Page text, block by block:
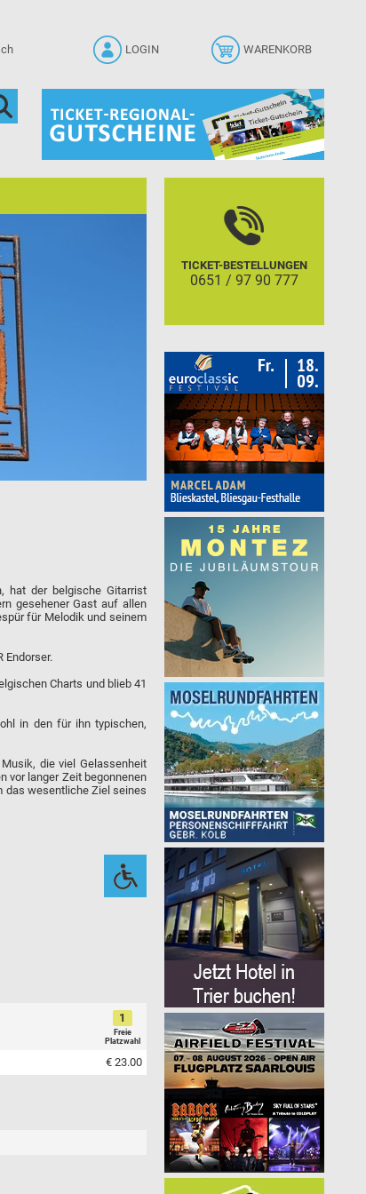
hat der belgische Gitarrist
gesehener Gast auf allen
für Melodik und seinem
Endorser.
Charts und blieb 41
in den für ihn typischen,
die viel Gelassenheit
vor langer Zeit begonnenen
das wesentliche Ziel seines
1
Freie
Platzwahl
€ 23.00
TICKET-BESTELLUNGEN
0651 / 97 90 777
WARENKORB
LOGIN